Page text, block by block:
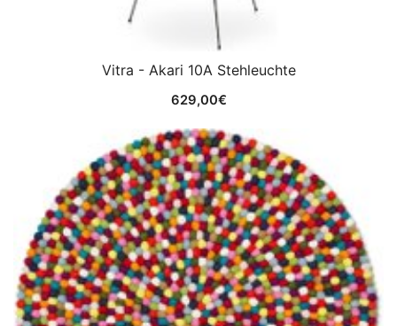
Vitra - Akari 10A Stehleuchte
629,00€